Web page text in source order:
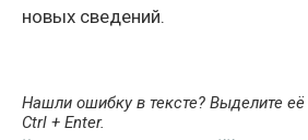
новых сведений.
Нашли ошибку в тексте? Выделите
Ctrl + Enter.